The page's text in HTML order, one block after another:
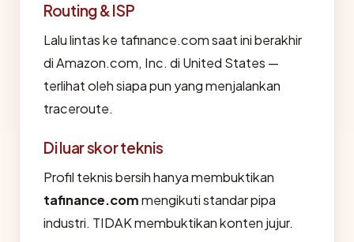
Routing & ISP
Lalu lintas ke tafinance.com saat ini berakhir
di Amazon.com, Inc. di United States —
terlihat oleh siapa pun yang menjalankan
traceroute.
Di luar skor teknis
Profil teknis bersih hanya membuktikan
tafinance.commengikuti standar pipa
industri. TIDAK membuktikan konten jujur.